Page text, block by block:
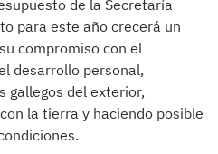
de la Secretaría
para este año crecerá un
compromiso con el
desarrollo personal,
gallegos del exterior,
la tierra y haciendo posible